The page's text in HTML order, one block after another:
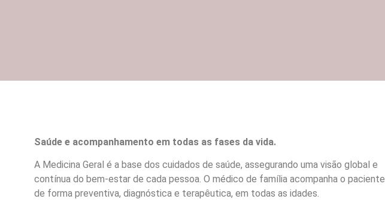
Saúde e acompanhamento em todas as fases da vida.
A Medicina Geral é a base dos cuidados de saúde, assegurando uma visão global e
contínua do bem-estar de cada pessoa. O médico de família acompanha o paciente
de forma preventiva, diagnóstica e terapêutica, em todas as idades.